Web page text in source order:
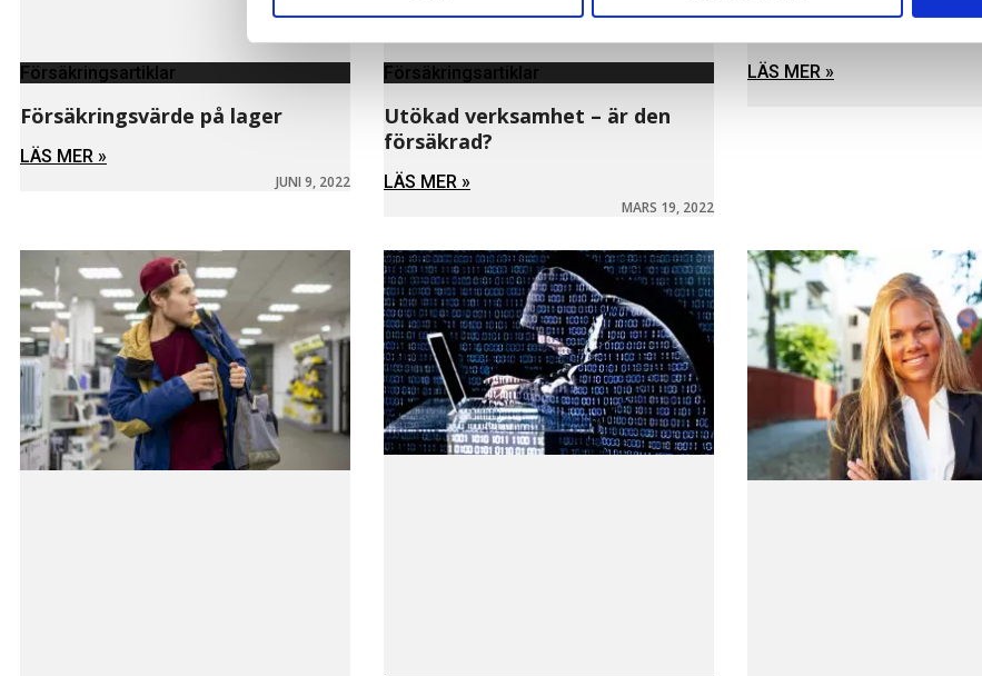
Försäkringsartiklar
Försäkringsvärde på lager
LÄS MER »
JUNI 9, 2022
Försäkringsartiklar
Utökad verksamhet – är den
försäkrad?
LÄS MER »
MARS 19, 2022
LÄS MER »